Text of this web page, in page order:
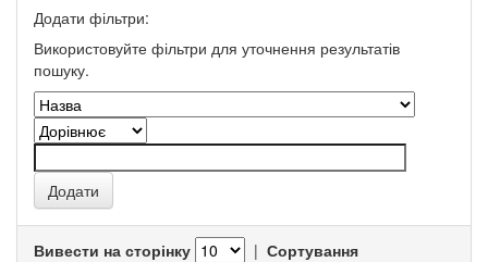
Додати фільтри:
Використовуйте фільтри для уточнення результатів
пошуку.
Вивести на сторінку | Сортування